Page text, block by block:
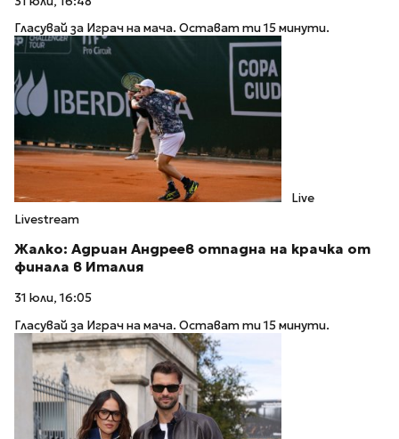
Гласувай за Играч на мача. Остават ти 15 минути.
Live
Livestream
Жалко: Адриан Андреев отпадна на крачка от
финала в Италия
31 юли, 16:05
Гласувай за Играч на мача. Остават ти 15 минути.